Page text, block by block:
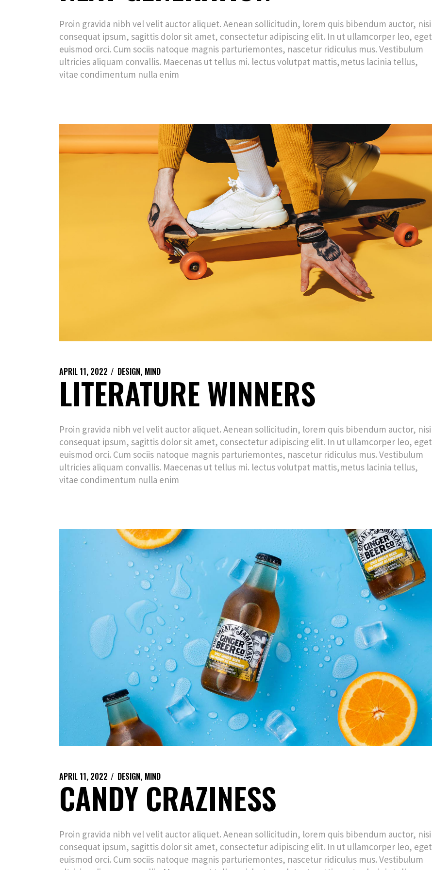
Proin gravida nibh vel velit auctor aliquet. Aenean sollicitudin, lorem quis bibendum auctor, nisi
consequat ipsum, sagittis dolor sit amet, consectetur adipiscing elit. In ut ullamcorper leo, eget
euismod orci. Cum sociis natoque magnis parturiemontes, nascetur ridiculus mus. Vestibulum
ultricies aliquam convallis. Maecenas ut tellus mi. lectus volutpat mattis,metus lacinia tellus,
vitae condimentum nulla enim
APRIL 11, 2022 DESIGN MIND
LITERATURE WINNERS
Proin gravida nibh vel velit auctor aliquet. Aenean sollicitudin, lorem quis bibendum auctor, nisi
consequat ipsum, sagittis dolor sit amet, consectetur adipiscing elit. In ut ullamcorper leo, eget
euismod orci. Cum sociis natoque magnis parturiemontes, nascetur ridiculus mus. Vestibulum
ultricies aliquam convallis. Maecenas ut tellus mi. lectus volutpat mattis,metus lacinia tellus,
vitae condimentum nulla enim
APRIL 11, 2022 DESIGN MIND
CANDY CRAZINESS
Proin gravida nibh vel velit auctor aliquet. Aenean sollicitudin, lorem quis bibendum auctor, nisi
consequat ipsum, sagittis dolor sit amet, consectetur adipiscing elit. In ut ullamcorper leo, eget
euismod orci. Cum sociis natoque magnis parturiemontes, nascetur ridiculus mus. Vestibulum